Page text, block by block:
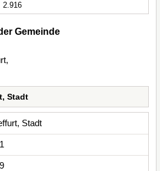
2.916
Gemeinde
Stadt
Stadt